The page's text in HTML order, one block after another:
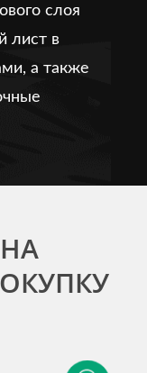
слоя
лист в
а также
НА